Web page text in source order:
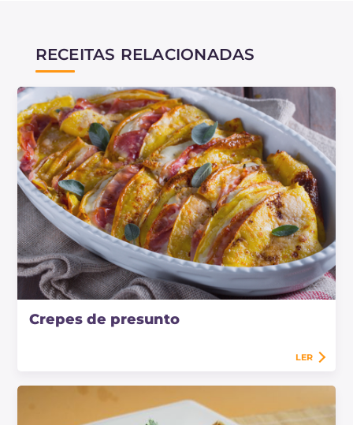
RECEITAS RELACIONADAS
Crepes de presunto
LER